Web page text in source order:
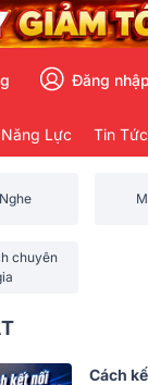
Đăng nhập
Lực Tin Tức
chuyên
Cách